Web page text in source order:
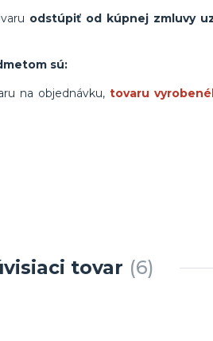
odstúpiť od kúpnej zmluvy
sú:
na objednávku,tovaru
tovar 6